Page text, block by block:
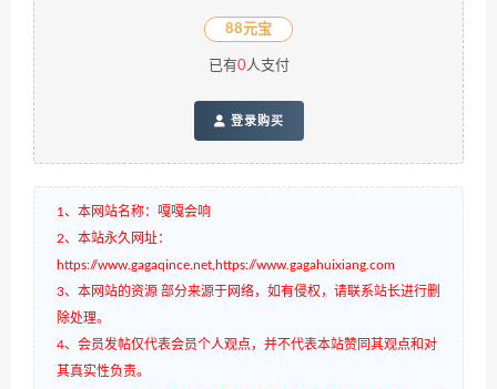
88元宝
已有0人支付
登录购买
1、本网站名称：嘎嘎会响
2、本站永久网址：
https://www.gagaqince.net,https://www.gagahuixiang.com
3、本网站的资源 部分来源于网络，如有侵权，请联系站长进行删
除处理。
4、会员发帖仅代表会员个人观点，并不代表本站赞同其观点和对
其真实性负责。